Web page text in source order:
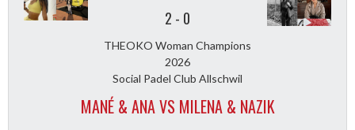
2 - 0
THEOKO Woman Champions
2026
Social Padel Club Allschwil
MANÉ & ANA VS MILENA & NAZIK